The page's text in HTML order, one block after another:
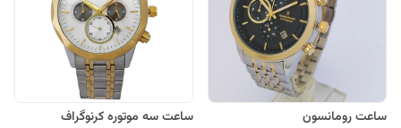
ساعت رومانسون
ساعت سه موتوره کرنوگراف